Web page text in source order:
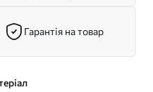
Гарантія на товар